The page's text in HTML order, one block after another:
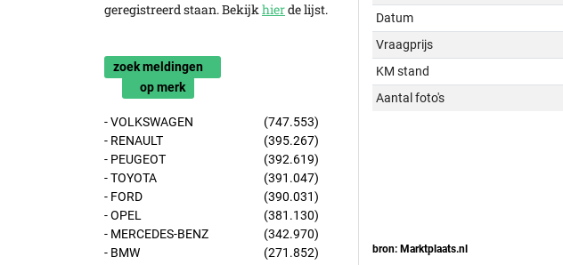
geregistreerd staan. Bekijkhierde lijst.
zoek meldingen
op merk
- VOLKSWAGEN
(747.553)
- RENAULT
(395.267)
- PEUGEOT
(392.619)
- TOYOTA
(391.047)
- FORD
(390.031)
- OPEL
(381.130)
- MERCEDES-BENZ
(342.970)
- BMW
(271.852)
Datum
Vraagprijs
KM stand
Aantal foto's
bron: Marktplaats.nl